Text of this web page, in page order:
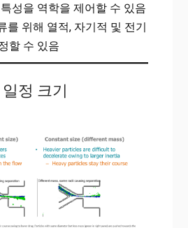
성을 역학을 제어할 수 있음
를 위해 열적, 자기적 및 전기
할 수 있음
정 크기